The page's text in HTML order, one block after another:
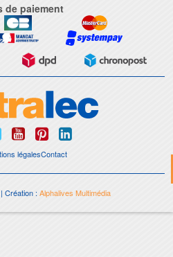
de paiement
légalesContact
Création : Alphalives Multimédia